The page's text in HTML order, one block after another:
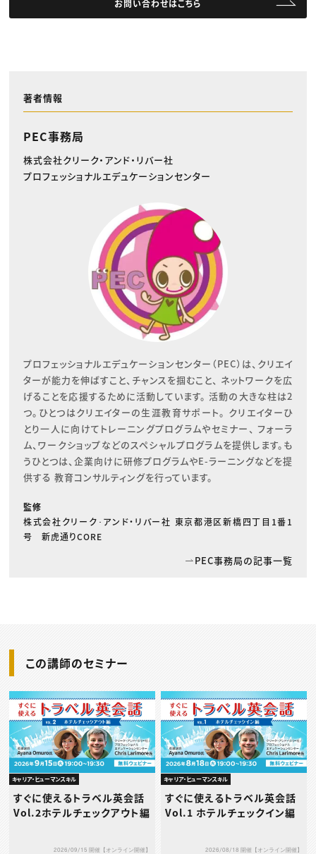
お問い合わせはこちら
著者情報
PEC事務局
株式会社クリーク・アンド・リバー社
プロフェッショナルエデュケーションセンター
プロフェッショナルエデュケーションセンター（PEC）は、クリエイ
ターが能力を伸ばすこと、チャンスを掴むこと、 ネットワークを広
げることを応援するために活動しています。 活動の大きな柱は2
つ。ひとつはクリエイターの生涯教育サポート。 クリエイターひ
とり一人に向けてトレーニングプログラムやセミナー、 フォーラ
ム、ワークショップなどのスペシャルプログラムを提供します。も
うひとつは、企業向けに研修プログラムやE-ラーニングなどを提
供する 教育コンサルティングを行っています。
監修
株式会社クリーク･アンド・リバー社 東京都港区新橋四丁目1番1
号 新虎通りCORE
PEC事務局の記事一覧
この講師のセミナー
キャリア・ヒューマンスキル
すぐに使えるトラベル英会話
Vol.2ホテルチェックアウト編
2026/09/15 開催【オンライン開催】
キャリア・ヒューマンスキル
すぐに使えるトラベル英会話
Vol.1 ホテルチェックイン編
2026/08/18 開催【オンライン開催】